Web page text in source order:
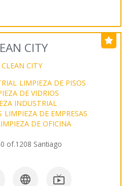
CITY
LIMPIEZA DE PISOS
DE VIDRIOS
INDUSTRIAL
LIMPIEZA DE EMPRESAS
DE OFICINA
of.1208 Santiago
 